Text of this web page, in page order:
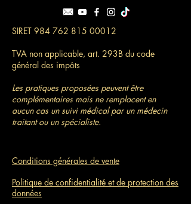
SIRET 984 762 815 00012
TVA non applicable, art. 293B du code
général des impôts
Les pratiques proposées peuvent être
complémentaires mais ne remplacent en
aucun cas un suivi médical par un médecin
traitant ou un spécialiste.
Conditions générales de vente
Politique de confidentialité et de protection des
données